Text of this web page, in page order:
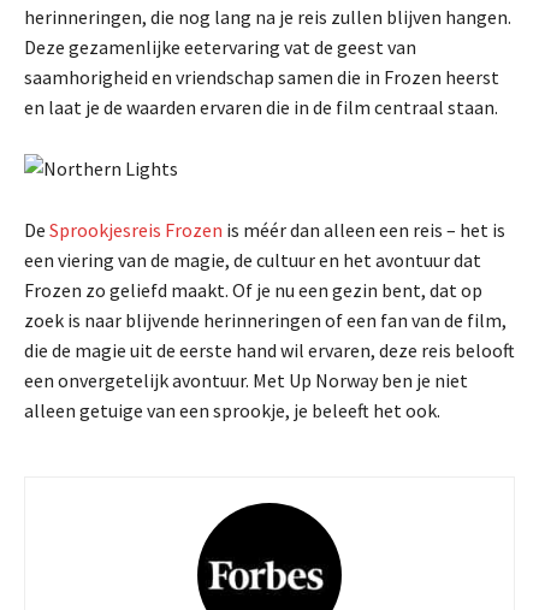
herinneringen, die nog lang na je reis zullen blijven hangen.
Deze gezamenlijke eetervaring vat de geest van
saamhorigheid en vriendschap samen die in Frozen heerst
en laat je de waarden ervaren die in de film centraal staan.
De Sprookjesreis Frozen is méér dan alleen een reis – het is
een viering van de magie, de cultuur en het avontuur dat
Frozen zo geliefd maakt. Of je nu een gezin bent, dat op
zoek is naar blijvende herinneringen of een fan van de film,
die de magie uit de eerste hand wil ervaren, deze reis belooft
een onvergetelijk avontuur. Met Up Norway ben je niet
alleen getuige van een sprookje, je beleeft het ook.